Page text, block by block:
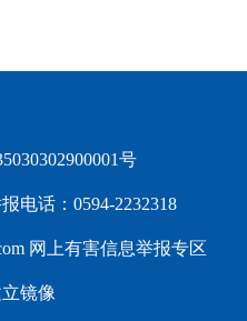
号
电话：0594-2232318
网上有害信息举报专区
镜像